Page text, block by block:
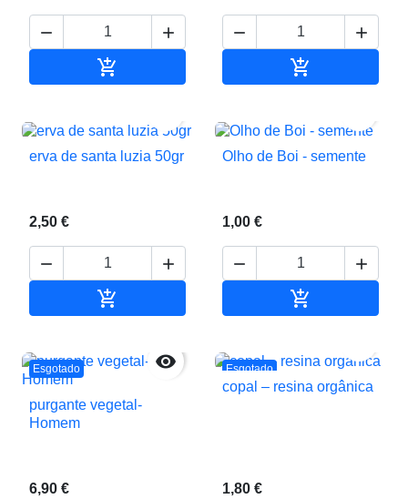
 

 

erva de santa luzia 50gr
2,50 €
 

Olho de Boi - semente
1,00 €
 

Esgotado 
purgante vegetal-
Homem
6,90 €
Esgotado
copal – resina orgânica
1,80 €